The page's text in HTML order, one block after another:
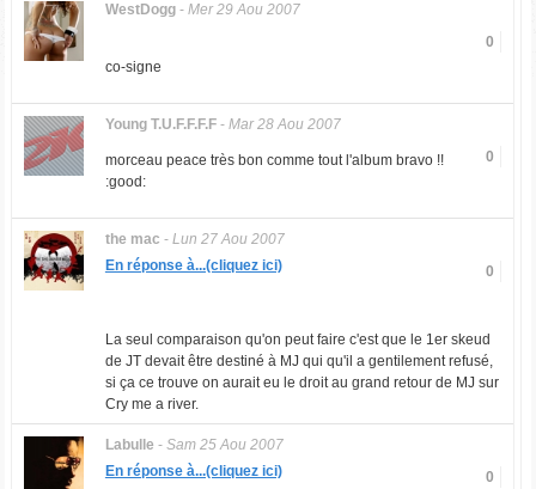
WestDogg- Mer 29 Aou 2007
0
co-signe
Young T.U.F.F.F.F- Mar 28 Aou 2007
0
morceau peace très bon comme tout l'album bravo !!
:good:
the mac - Lun 27 Aou 2007
0
En réponse à...(cliquez ici)
La seul comparaison qu'on peut faire c'est que le 1er skeud
de JT devait être destiné à MJ qui qu'il a gentilement refusé,
si ça ce trouve on aurait eu le droit au grand retour de MJ sur
Cry me a river.
Labulle - Sam 25 Aou 2007
0
En réponse à...(cliquez ici)